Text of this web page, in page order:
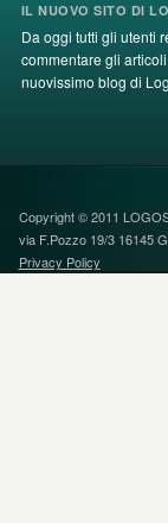
IL NUOVO SITO DI
Da oggi tutti gli utenti
commentare gli
nuovissimo blog di
Copyright © 2011
via F.Pozzo 19/3 16145
Privacy Policy